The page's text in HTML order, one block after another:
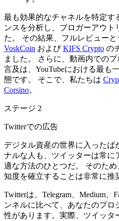
最も効果的なチャネルを特定す
ンスを分析し、ブロガーアウト
た。 その結果、フルレビュー
VoskCoin およびKIFS Crypto の
ました。 さらに、動画内での
言及は、YouTubeにおける最も
態です。 そこで、私たちは
Corsino。
ステージ 2
Twitterでの広告
デジタル資産の世界に入ったば
ナルな人も、ツイッターは常に
適な方法のひとつだ。 そのた
知度を確立することは非常に推
Twitterは、Telegram、Medium、
ンネルに比べて、あなたのプ
性があります。実際、ツイッタ